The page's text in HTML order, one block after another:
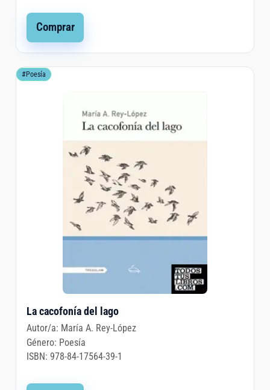
Comprar
#Poesía
La cacofonía del lago
Autor/a: María A. Rey-López
Género: Poesía
ISBN: 978-84-17564-39-1